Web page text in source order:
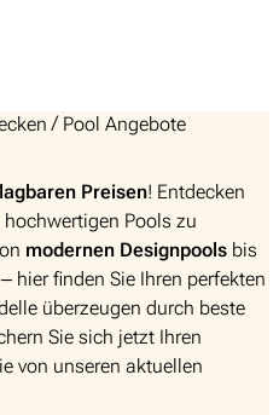
/ Pool Angebote
Preisen! Entdecken
Pools zu
modernen Designpools bis
– hier finden Sie Ihren perfekten
überzeugen durch beste
Sie sich jetzt Ihren
von unseren aktuellen